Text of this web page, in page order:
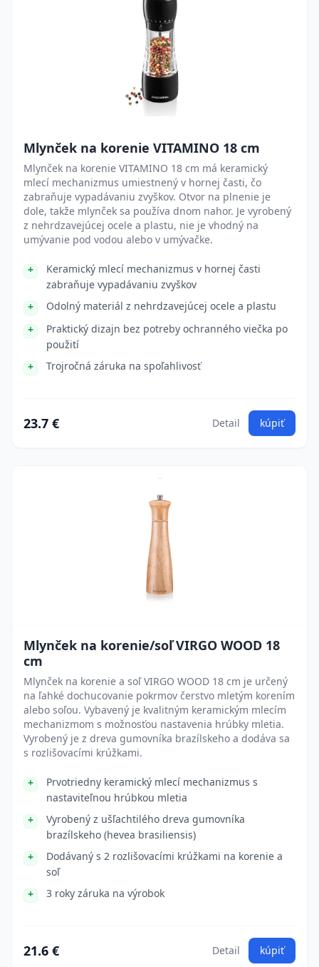
Mlynček na korenie VITAMINO 18 cm
Mlynček na korenie VITAMINO 18 cm má keramický
mlecí mechanizmus umiestnený v hornej časti, čo
zabraňuje vypadávaniu zvyškov. Otvor na plnenie je
dole, takže mlynček sa používa dnom nahor. Je vyrobený
z nehrdzavejúcej ocele a plastu, nie je vhodný na
umývanie pod vodou alebo v umývačke.
Keramický mlecí mechanizmus v hornej časti
zabraňuje vypadávaniu zvyškov
Odolný materiál z nehrdzavejúcej ocele a plastu
Praktický dizajn bez potreby ochranného viečka po
použití
Trojročná záruka na spoľahlivosť
23.7 € Detail kúpiť
Mlynček na korenie/soľ VIRGO WOOD 18
cm
Mlynček na korenie a soľ VIRGO WOOD 18 cm je určený
na ľahké dochucovanie pokrmov čerstvo mletým korením
alebo soľou. Vybavený je kvalitným keramickým mlecím
mechanizmom s možnosťou nastavenia hrúbky mletia.
Vyrobený je z dreva gumovníka brazílskeho a dodáva sa
s rozlišovacími krúžkami.
Prvotriedny keramický mlecí mechanizmus s
nastaviteľnou hrúbkou mletia
Vyrobený z ušľachtilého dreva gumovníka
brazílskeho (hevea brasiliensis)
Dodávaný s 2 rozlišovacími krúžkami na korenie a
soľ
3 roky záruka na výrobok
21.6 € Detail kúpiť